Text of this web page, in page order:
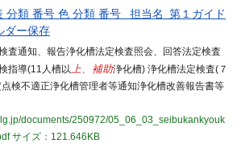
分類 番号 色 分類 番号 担当名 第１ガイド
ダー保存
査通知、報告浄化槽法定検査照会、回答法定検査
指導(11人槽以上、補助浄化槽) 浄化槽法定検査(７
検不適正浄化槽管理者等通知浄化槽改善報告書等
documents/250972/05_06_03_seibukankyouk
サイズ：121.646KB